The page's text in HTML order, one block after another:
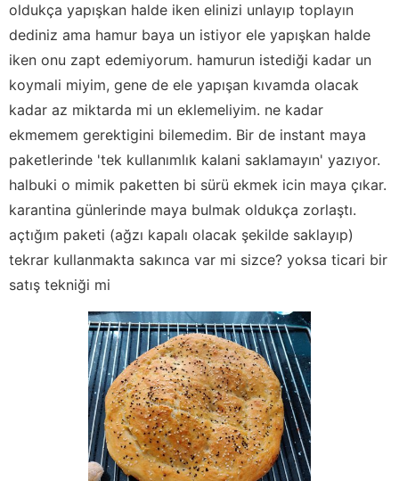
oldukça yapışkan halde iken elinizi unlayıp toplayın
dediniz ama hamur baya un istiyor ele yapışkan halde
iken onu zapt edemiyorum. hamurun istediği kadar un
koymali miyim, gene de ele yapışan kıvamda olacak
kadar az miktarda mi un eklemeliyim. ne kadar
ekmemem gerektigini bilemedim. Bir de instant maya
paketlerinde 'tek kullanımlık kalani saklamayın' yazıyor.
halbuki o mimik paketten bi sürü ekmek icin maya çıkar.
karantina günlerinde maya bulmak oldukça zorlaştı.
açtığım paketi (ağzı kapalı olacak şekilde saklayıp)
tekrar kullanmakta sakınca var mi sizce? yoksa ticari bir
satış tekniği mi